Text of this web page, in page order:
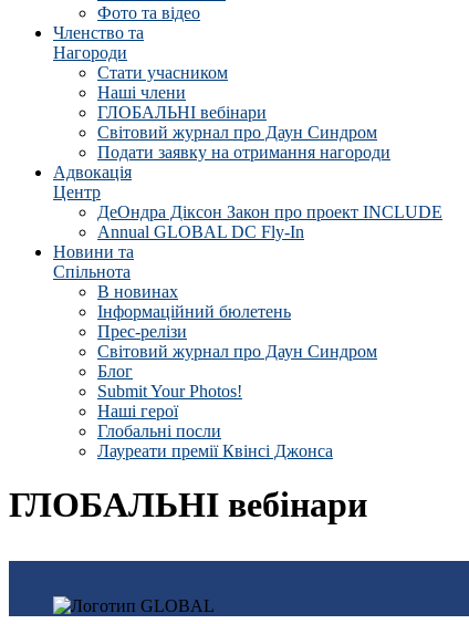
Фото та відео
Членство та
Нагороди
Стати учасником
Наші члени
ГЛОБАЛЬНІ вебінари
Світовий журнал про Даун Синдром
Подати заявку на отримання нагороди
Адвокація
Центр
ДеОндра Діксон Закон про проект INCLUDE
Annual GLOBAL DC Fly-In
Новини та
Спільнота
В новинах
Інформаційний бюлетень
Прес-релізи
Світовий журнал про Даун Синдром
Блог
Submit Your Photos!
Наші герої
Глобальні посли
Лауреати премії Квінсі Джонса
ГЛОБАЛЬНІ вебінари